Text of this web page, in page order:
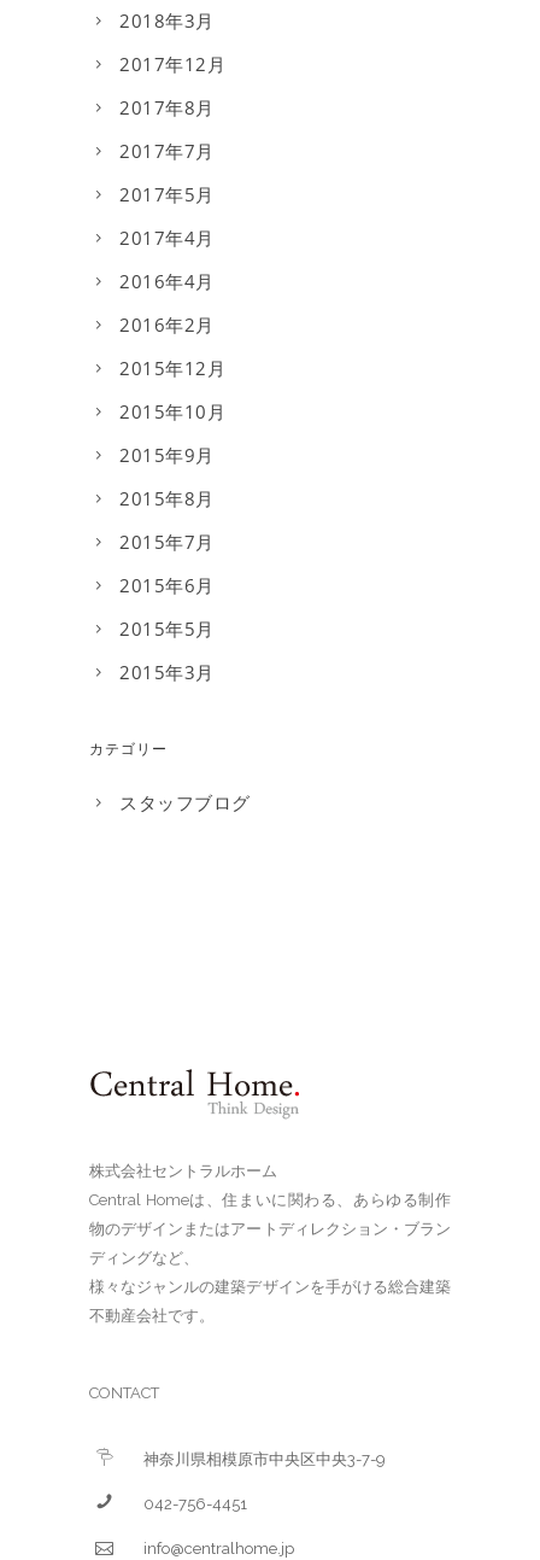
2018年3月
2017年12月
2017年8月
2017年7月
2017年5月
2017年4月
2016年4月
2016年2月
2015年12月
2015年10月
2015年9月
2015年8月
2015年7月
2015年6月
2015年5月
2015年3月
カテゴリー
スタッフブログ
株式会社セントラルホーム
Central Homeは、住まいに関わる、あらゆる制作
物のデザインまたはアートディレクション・ブラン
ディングなど、
様々なジャンルの建築デザインを手がける総合建築
不動産会社です。
CONTACT
神奈川県相模原市中央区中央3-7-9
042-756-4451
info@centralhome.jp